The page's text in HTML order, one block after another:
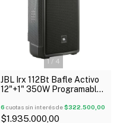
1 / 4
JBL Irx 112Bt Bafle Activo
12"+1" 350W Programable
6 cuotas sin interés de$322.500,00
$1.935.000,00